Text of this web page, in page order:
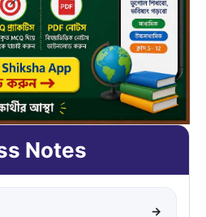
Notes
→